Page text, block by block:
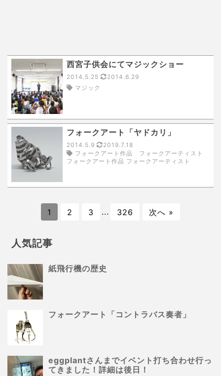
西宮子供会にてマジックショー
2014.5.25
2014.6.29
マジック
フォークアート「ヤドカリ」
2014.5.9
2019.7.18
フォークアート作品 フォークアーティスト
フォークアート作品 フォークアーティスト
1 2 3 ... 326 次へ »
人気記事
紙飛行機の歴史
フォークアート「コントラバス奏者」
eggplantさんまでイベント打ち合わせ行っ
てきました！詳細は後日！